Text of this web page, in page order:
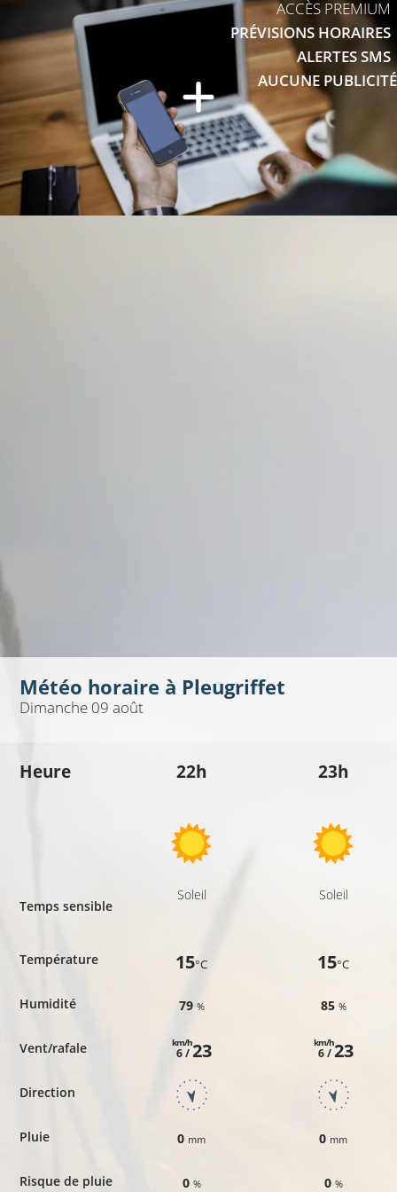
ACCÈS PREMIUM
PRÉVISIONS HORAIRES
ALERTES SMS
AUCUNE PUBLICITÉ
Météo horaire à Pleugriffet
Dimanche 09 août
Heure
Temps sensible
Température
Humidité
Vent/rafale
Direction
Pluie
Risque de pluie
22h
Soleil
15°C
79 %
6 /
km/h23
0 mm
0 %
23h
Soleil
15°C
85 %
6 /
km/h23
0 mm
0 %